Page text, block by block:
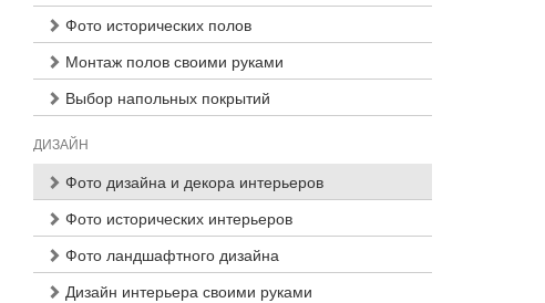
Фото исторических полов
Монтаж полов своими руками
Выбор напольных покрытий
ДИЗАЙН
Фото дизайна и декора интерьеров
Фото исторических интерьеров
Фото ландшафтного дизайна
Дизайн интерьера своими руками